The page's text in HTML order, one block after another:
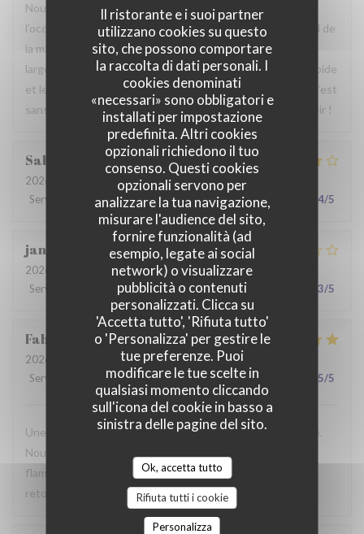
Il ristorante e i suoi partner
utilizzano cookies su questo
sito, che possono comportare
la raccolta di dati personali. I
cookies denominati
«necessari» sono obbligatori e
installati per impostazione
predefinita. Altri cookies
opzionali richiedono il tuo
consenso. Questi cookies
opzionali servono per
analizzare la tua navigazione,
misurare l'audience del sito,
fornire funzionalità (ad
esempio, legate ai social
network) o visualizzare
pubblicità o contenuti
personalizzati. Clicca su
'Accetta tutto', 'Rifiuta tutto'
o 'Personalizza' per gestire le
tue preferenze. Puoi
modificare le tue scelte in
qualsiasi momento cliccando
sull'icona del cookie in basso a
sinistra delle pagine del sito.
Ok, accetta tutto
Rifiuta tutti i cookie
Personalizza
Nous avons passé un agréable moment en famille. Ce fut
l’occasion, pour certains d’entre nous, de découvrir le Nord de
la manière la plus authentique qui soit. Le repas était
largement à la hauteur de nos attentes, le service était rapide
et le personnel particulièrement agréable et accueillant. C’est
sans hésiter que nous reviendrons. Au plaisir de vous revoir !
Sabrina
2026-07-25
- 21:00 - Ospiti 2
Servizio
Atmosfera:4 /5 Cucina: 4/5 Qualità / Prezzo 4/5
jan
2026-07-28
- 19:30 - Ospiti 2
Servizio
Atmosfera: 3/5 Cucina: 3/5 Qualità / Prezzo 3/5
Fabrice
2026-07-19
- 12:00 - Ospiti 3
Servizio
Atmosfera:5/5 Cucina: 4/5 Qualità / Prezzo 5/5
Une table sympathique avec son atmosphère authentique.
Nous avons apprécié notre déjeuner (moule, carbonade,
flamiche au maroilles, etc) et le service. Pourquoi pas y
retourner lors d'un prochaine passage à Lilles.